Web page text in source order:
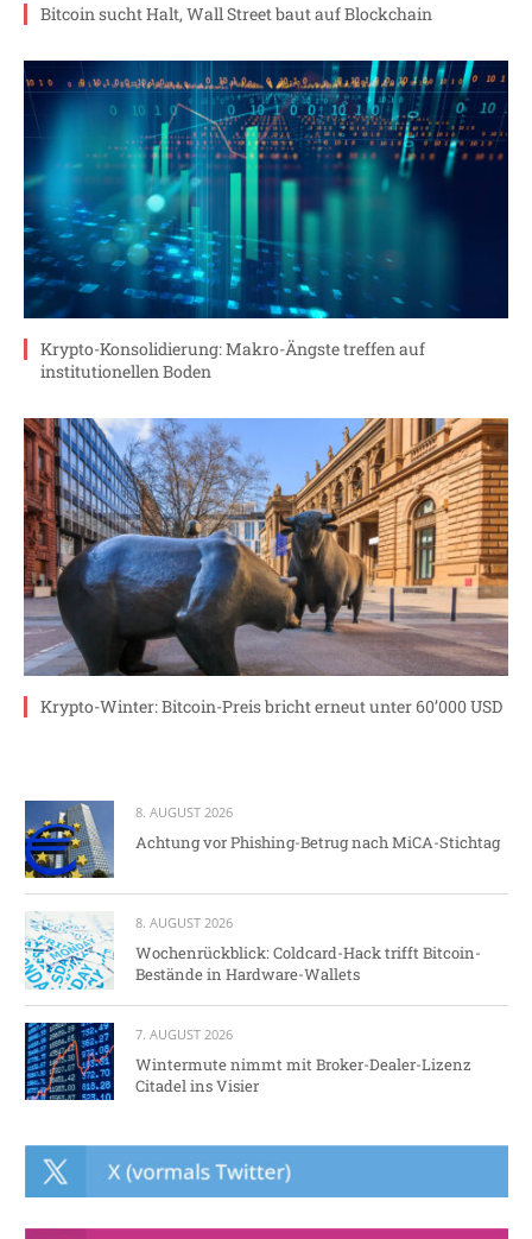
Bitcoin sucht Halt, Wall Street baut auf Blockchain
Krypto-Konsolidierung: Makro-Ängste treffen auf
institutionellen Boden
Krypto-Winter: Bitcoin-Preis bricht erneut unter 60’000 USD
8. AUGUST 2026
Achtung vor Phishing-Betrug nach MiCA-Stichtag
8. AUGUST 2026
Wochenrückblick: Coldcard-Hack trifft Bitcoin-
Bestände in Hardware-Wallets
7. AUGUST 2026
Wintermute nimmt mit Broker-Dealer-Lizenz
Citadel ins Visier